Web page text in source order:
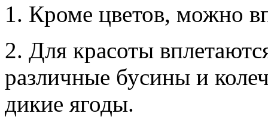
1. Кроме цветов, можно
2. Для красоты
различные бусины и
дикие ягоды.